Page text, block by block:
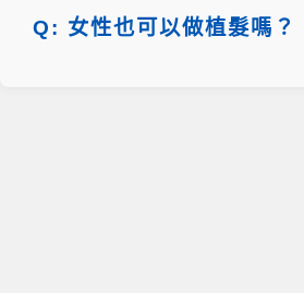
Q: 女性也可以做植髮嗎？